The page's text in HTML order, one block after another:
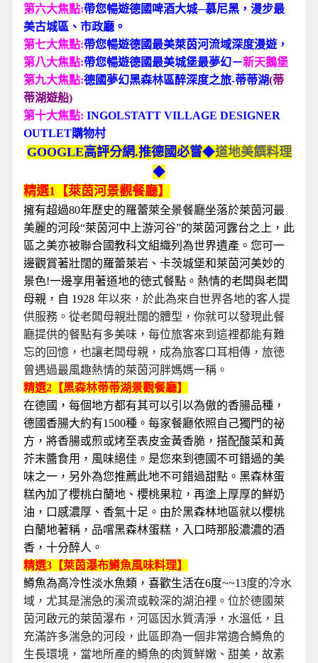
第六大焦點:帶您暢遊德國啤酒大城─慕尼黑，漫步最
美古城區、市政廳。
第七大焦點:帶您暢遊德國最美萊茵河流域深度漫遊，
第八大焦點:帶您暢遊德國最美城堡最夢幻－新天鵝堡
第九大焦點:德國夢幻黑森林區醉深度之旅-蒂蒂湖(蒂
蒂湖遊船)
第十大焦點: INGOLSTATT VILLAGE DESIGNER
OUTLET購物村
GOOGLE高評分網.推德國必嘗◆道地美饌料理
◆
精選1【萊茵河景觀餐廳】
擁有超過80年歷史的羅蕾萊全景餐廳坐落於萊茵河最
美麗的河段“萊茵河中上游河谷”的萊茵河露台之上，此
區之美亦被聯合國教科文組織列為世界遺產。您可一
邊觀賞著壯闊的羅蕾萊岩、卡茨城堡和萊茵河美妙的
景色!一邊享用著道地的徳式餐點。熱情的老闆與老闆
母親，自 1928 年以來，於此為來自世界各地的客人提
供服務。從老闆母親壯闊的體型，你就可以發現此餐
廳提供的餐點有多美味，每位旅客來到這裡都能有難
忘的回憶，也讓老闆母親，成為旅客口耳相傳，旅徳
曾遇過最風趣熱情的萊茵河胖媽媽一稱。
精選2【黑森林蒂蒂湖景觀餐廳】
在德國，每個地方都有其可以引以為傲的香腸品種，
德國香腸大約有1500種。每家餐廳依照自己獨門的祕
方，將香腸或煎或烤至表皮金黃香脆，搭配酸菜和黃
芥末醬食用，風味絕佳。是您來到德國不可錯過的美
味之一，另外為您推薦此地不可錯過甜點。黑森林蛋
糕內加了櫻桃白蘭地、櫻桃果粒，再塗上厚厚的鮮奶
油，口感濃厚、香氣十足。由於黑森林地區就以櫻桃
白蘭地著稱，品嚐黑森林蛋糕，入口時那股濃濃的酒
香，十分醉人。
精選3【萊茵瀑布鱒魚風味料理】
鱒魚為高冷性淡水魚類，喜歡生活在6度~~13度的冷水
域，尤其是湍急的溪流或較深的湖泊裡。位於德國萊
茵河啟元的萊茵瀑布，河區因水質清淨，水溫低，且
充滿許多湍急的河段，此區即為一個非常適合鱒魚的
生長環境，當地所產的鱒魚的肉質鮮嫩、甜美，故素